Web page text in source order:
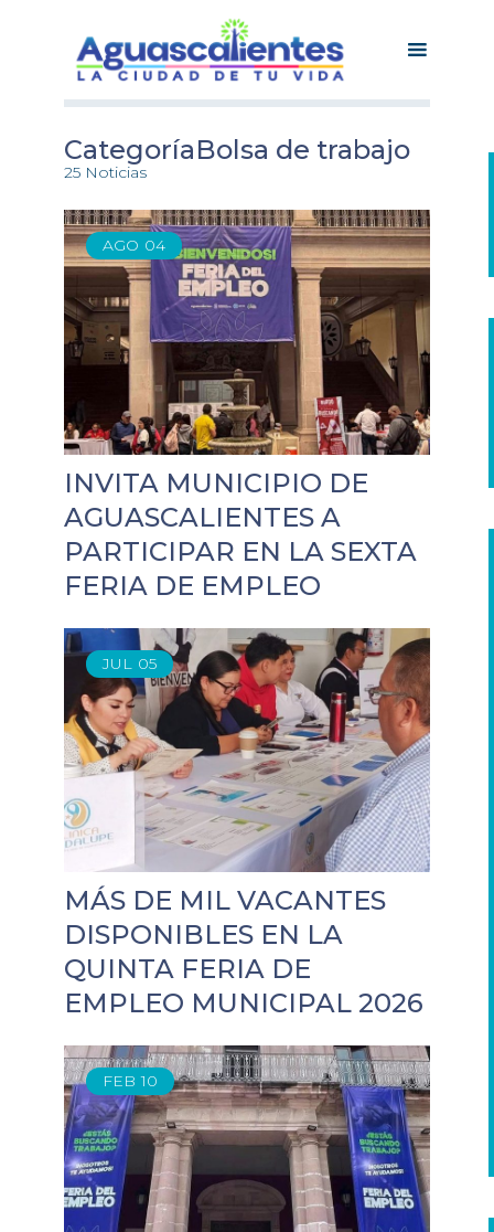
CategoríaBolsa de trabajo
25 Noticias
AGO 04
INVITA MUNICIPIO DE
AGUASCALIENTES A
PARTICIPAR EN LA SEXTA
FERIA DE EMPLEO
JUL 05
MÁS DE MIL VACANTES
DISPONIBLES EN LA
QUINTA FERIA DE
EMPLEO MUNICIPAL 2026
FEB 10